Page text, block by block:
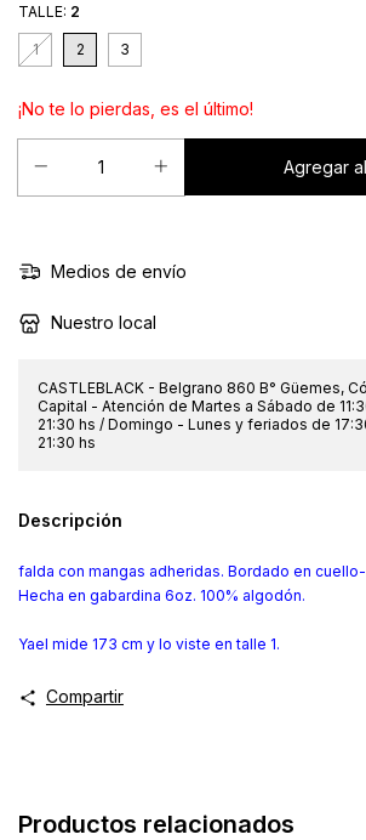
TALLE: 2
1 2 3
¡No te lo pierdas, es el último!
Medios de envío
Nuestro local
CASTLEBLACK - Belgrano 860 B° Güemes,
Capital - Atención de Martes a Sábado de
21:30 hs / Domingo - Lunes y feriados de
21:30 hs
Descripción
falda con mangas adheridas. Bordado en
Hecha en gabardina 6oz. 100% algodón.
Yael mide 173 cm y lo viste en talle 1.
Compartir
Productos relacionados